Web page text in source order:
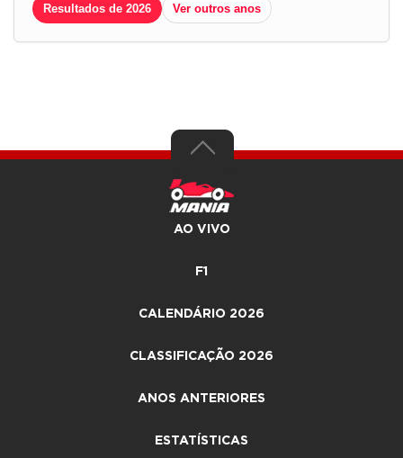
Resultados de 2026 Ver outros anos
AO VIVO
F1
CALENDÁRIO 2026
CLASSIFICAÇÃO 2026
ANOS ANTERIORES
ESTATÍSTICAS